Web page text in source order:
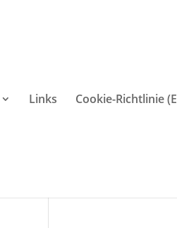
Links Cookie-Richtlinie